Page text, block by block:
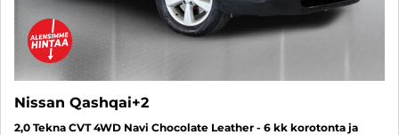
Nissan Qashqai+2
2,0 Tekna CVT 4WD Navi Chocolate Leather - 6 kk korotonta ja